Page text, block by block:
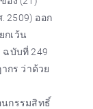
2509) ออก
กเว้น
ฉบับที่ 249
กร ว่าด้วย
นกรรมสิทธิ์